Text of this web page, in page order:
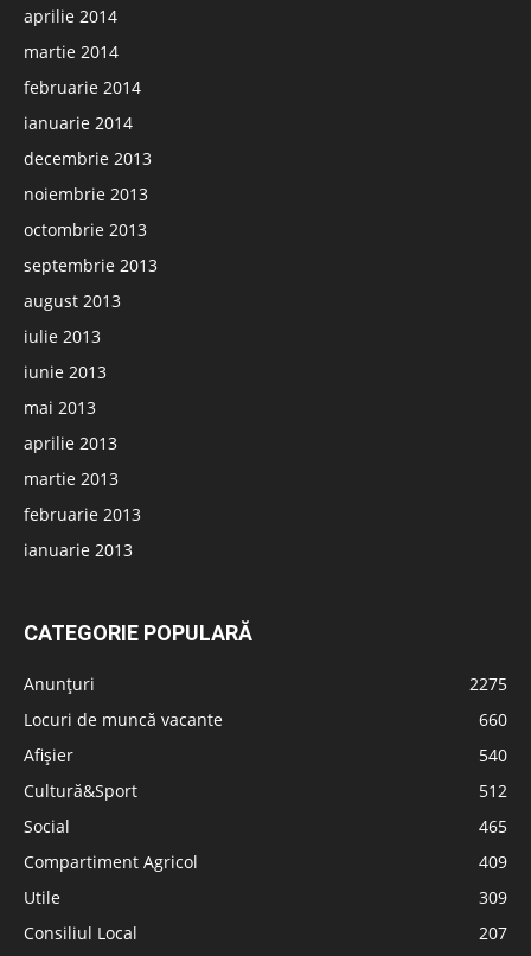
aprilie 2014
martie 2014
februarie 2014
ianuarie 2014
decembrie 2013
noiembrie 2013
octombrie 2013
septembrie 2013
august 2013
iulie 2013
iunie 2013
mai 2013
aprilie 2013
martie 2013
februarie 2013
ianuarie 2013
CATEGORIE POPULARĂ
Anunțuri
2275
Locuri de muncă vacante
660
Afișier
540
Cultură&Sport
512
Social
465
Compartiment Agricol
409
Utile
309
Consiliul Local
207